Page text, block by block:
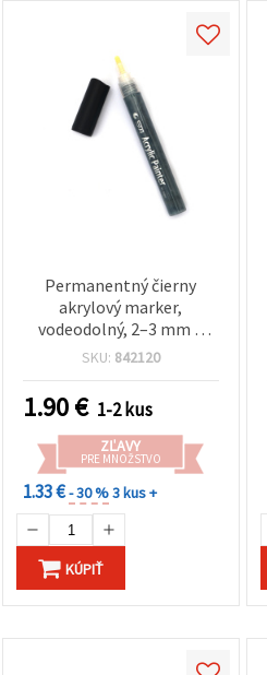
Permanentný čierny
akrylový marker,
vodeodolný, 2–3 mm –
ideálny na sklo, drevo,
projekty
SKU: 842120
1.90€ 1-2 kus
ZĽAVY
PRE MNOŽSTVO
1.33 €- 30 %3 kus +
KÚPIŤ